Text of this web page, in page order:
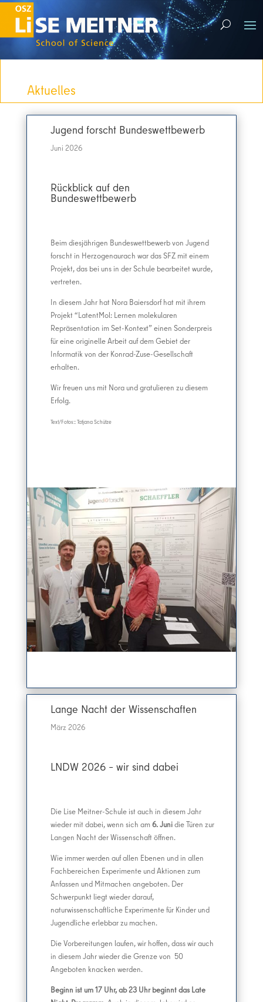
Aktuelles
Jugend forscht Bundeswettbewerb
Juni 2026
Rückblick auf den
Bundeswettbewerb
Beim diesjährigen Bundeswettbewerb von Jugend
forscht in Herzogenaurach war das SFZ mit einem
Projekt, das bei uns in der Schule bearbeitet wurde,
vertreten.
In diesem Jahr hat Nora Baiersdorf hat mit ihrem
Projekt “LatentMol: Lernen molekularen
Repräsentation im Set-Kontext” einen Sonderpreis
für eine originelle Arbeit auf dem Gebiet der
Informatik von der Konrad-Zuse-Gesellschaft
erhalten.
Wir freuen uns mit Nora und gratulieren zu diesem
Erfolg.
Text/Fotos:: Tatjana Schütze
Lange Nacht der Wissenschaften
März 2026
LNDW 2026 – wir sind dabei
Die Lise Meitner-Schule ist auch in diesem Jahr
wieder mit dabei, wenn sich am6. Junidie Türen zur
Langen Nacht der Wissenschaft öffnen.
Wie immer werden auf allen Ebenen und in allen
Fachbereichen Experimente und Aktionen zum
Anfassen und Mitmachen angeboten. Der
Schwerpunkt liegt wieder darauf,
naturwissenschaftliche Experimente für Kinder und
Jugendliche erlebbar zu machen.
Die Vorbereitungen laufen, wir hoffen, dass wir auch
in diesem Jahr wieder die Grenze von 50
Angeboten knacken werden.
Beginn ist um 17 Uhr, ab 23 Uhr beginnt das Late